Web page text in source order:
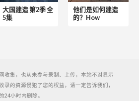
大国建造 第2季 全
5集
他们是如何建造
的？How
收集，也从未参与录制、上传，本站不对显示
录的资源侵犯了您的权益，请一定告诉我们，
24小时内删除。